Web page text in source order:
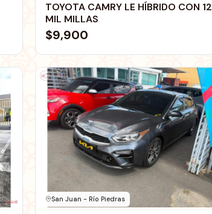
TOYOTA CAMRY LE HÍBRIDO CON
MIL MILLAS
$9,900
San Juan - Río Piedras